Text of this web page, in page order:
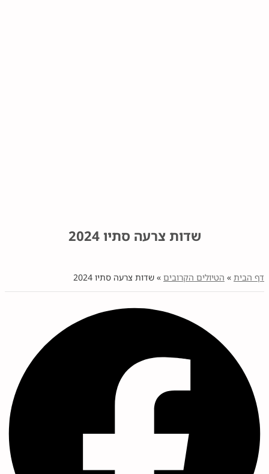
שדות צרעה סתיו 2024
דף הבית » הטיולים הקרובים » שדות צרעה סתיו 2024